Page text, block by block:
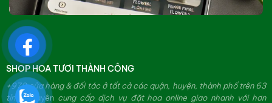
SHOP HOA TƯƠI THÀNH CÔNG
+979 cửa hàng & đối tác ở tất cả các quận, huyện, thành phố trên 63
tỉnh.Chuyêncung cấp dịch vụ đặt hoa online giao nhanh với hơn